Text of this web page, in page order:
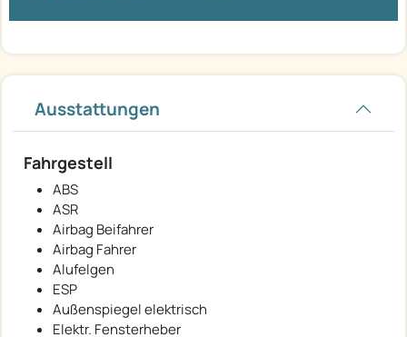
Ausstattungen
Fahrgestell
ABS
ASR
Airbag Beifahrer
Airbag Fahrer
Alufelgen
ESP
Außenspiegel elektrisch
Elektr. Fensterheber